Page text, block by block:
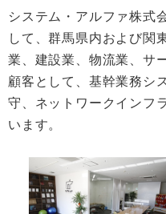
システム・アルファ株式
して、群馬県内および関
業、建設業、物流業、サ
顧客として、基幹業務シ
守、ネットワークインフ
います。